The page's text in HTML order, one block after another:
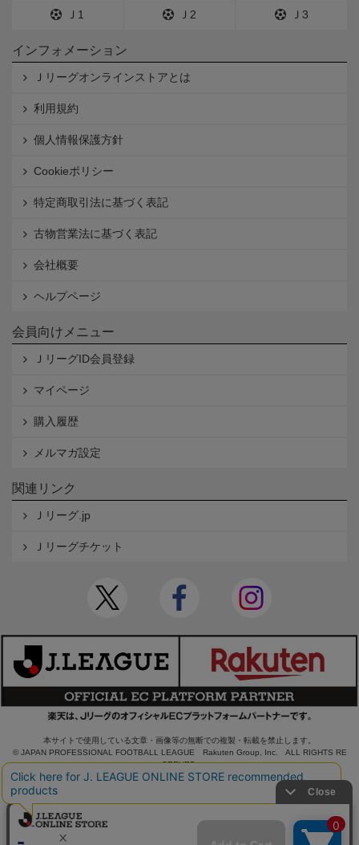
Ｊ1 Ｊ2 Ｊ3
インフォメーション
Ｊリーグオンラインストアとは
利用規約
個人情報保護方針
Cookieポリシー
特定商取引法に基づく表記
古物営業法に基づく表記
会社概要
ヘルプページ
会員向けメニュー
ＪリーグID会員登録
マイページ
購入履歴
メルマガ設定
関連リンク
Ｊリーグ.jp
Ｊリーグチケット
本サイトで使用している文章・画像等の無断での複製・転載を禁止します。
© JAPAN PROFESSIONAL FOOTBALL LEAGUE Rakuten Group, Inc. ALL RIGHTS RE
SERVED.